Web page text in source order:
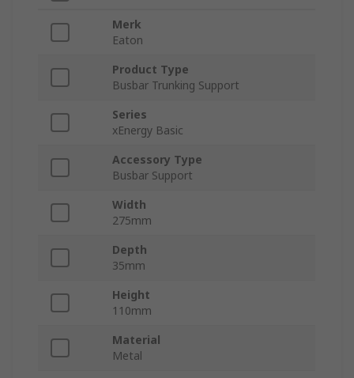
Merk
Eaton
Product Type
Busbar Trunking Support
Series
xEnergy Basic
Accessory Type
Busbar Support
Width
275mm
Depth
35mm
Height
110mm
Material
Metal